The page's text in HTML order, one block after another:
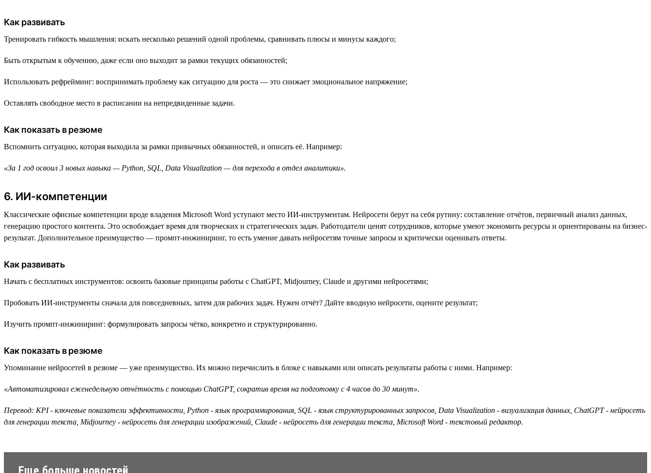
Как развивать
Тренировать гибкость мышления: искать несколько решений одной проблемы, сравнивать плюсы и минусы каждого;
Быть открытым к обучению, даже если оно выходит за рамки текущих обязанностей;
Использовать рефрейминг: воспринимать проблему как ситуацию для роста — это снижает эмоциональное напряжение;
Оставлять свободное место в расписании на непредвиденные задачи.
Как показать в резюме
Вспомнить ситуацию, которая выходила за рамки привычных обязанностей, и описать её. Например:
«За 1 год освоил 3 новых навыка — Python, SQL, Data Visualization — для перехода в отдел аналитики».
6. ИИ-компетенции
Классические офисные компетенции вроде владения Microsoft Word уступают место ИИ-инструментам. Нейросети берут на себя рутину: составление отчётов, первичный анализ данных,
генерацию простого контента. Это освобождает время для творческих и стратегических задач. Работодатели ценят сотрудников, которые умеют экономить ресурсы и ориентированы на бизнес-
результат. Дополнительное преимущество — промпт-инжиниринг, то есть умение давать нейросетям точные запросы и критически оценивать ответы.
Как развивать
Начать с бесплатных инструментов: освоить базовые принципы работы с ChatGPT, Midjourney, Claude и другими нейросетями;
Пробовать ИИ-инструменты сначала для повседневных, затем для рабочих задач. Нужен отчёт? Дайте вводную нейросети, оцените результат;
Изучить промпт-инжиниринг: формулировать запросы чётко, конкретно и структурированно.
Как показать в резюме
Упоминание нейросетей в резюме — уже преимущество. Их можно перечислить в блоке с навыками или описать результаты работы с ними. Например:
«Автоматизировал еженедельную отчётность с помощью ChatGPT, сократив время на подготовку с 4 часов до 30 минут».
Перевод: KPI - ключевые показатели эффективности, Python - язык программирования, SQL - язык структурированных запросов, Data Visualization - визуализация данных, ChatGPT - нейросеть
для генерации текста, Midjourney - нейросеть для генерации изображений, Claude - нейросеть для генерации текста, Microsoft Word - текстовый редактор.